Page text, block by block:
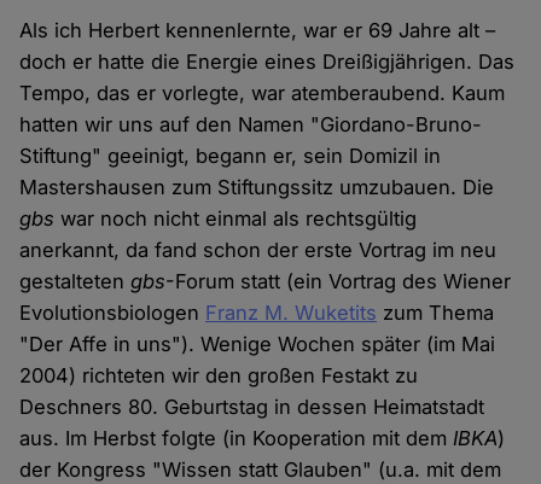
Als ich Herbert kennenlernte, war er 69 Jahre alt –
doch er hatte die Energie eines Dreißigjährigen. Das
Tempo, das er vorlegte, war atemberaubend. Kaum
hatten wir uns auf den Namen "Giordano-Bruno-
Stiftung" geeinigt, begann er, sein Domizil in
Mastershausen zum Stiftungssitz umzubauen. Die
gbs war noch nicht einmal als rechtsgültig
anerkannt, da fand schon der erste Vortrag im neu
gestaltetengbs-Forum statt (ein Vortrag des Wiener
Evolutionsbiologen Franz M. Wuketits zum Thema
"Der Affe in uns"). Wenige Wochen später (im Mai
2004) richteten wir den großen Festakt zu
Deschners 80. Geburtstag in dessen Heimatstadt
aus. Im Herbst folgte (in Kooperation mit demIBKA)
der Kongress "Wissen statt Glauben" (u.a. mit dem